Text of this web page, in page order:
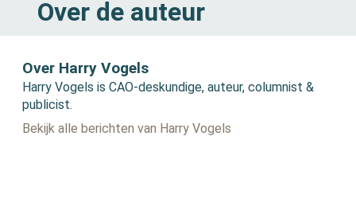
Over de auteur
Over Harry Vogels
Harry Vogels is CAO-deskundige, auteur, columnist &
publicist.
Bekijk alle berichten van Harry Vogels